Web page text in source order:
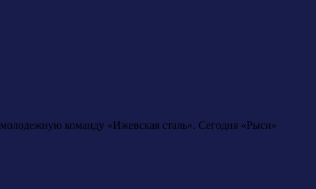
команду «Ижевская сталь». Сегодня «Рыси»